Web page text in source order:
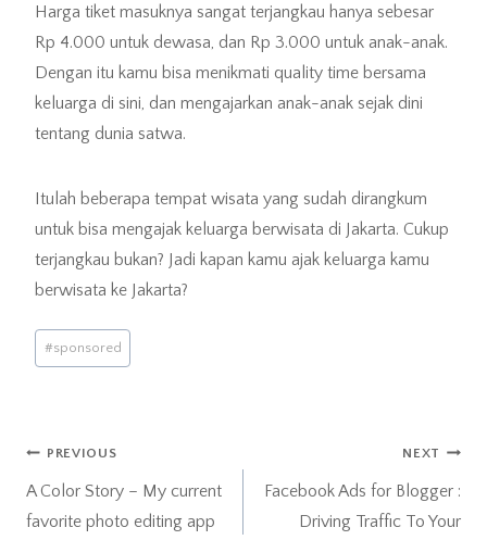
Harga tiket masuknya sangat terjangkau hanya sebesar
Rp 4.000 untuk dewasa, dan Rp 3.000 untuk anak-anak.
Dengan itu kamu bisa menikmati quality time bersama
keluarga di sini, dan mengajarkan anak-anak sejak dini
tentang dunia satwa.
Itulah beberapa tempat wisata yang sudah dirangkum
untuk bisa mengajak keluarga berwisata di Jakarta. Cukup
terjangkau bukan? Jadi kapan kamu ajak keluarga kamu
berwisata ke Jakarta?
Post
Tags:
#sponsored
Post
navigation
PREVIOUS
A Color Story – My current
favorite photo editing app
NEXT
Facebook Ads for Blogger :
Driving Traffic To Your